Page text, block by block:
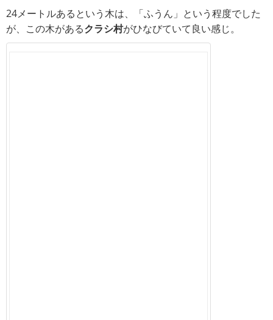
24メートルあるという木は、「ふうん」という程度でした
が、この木があるクラシ村がひなびていて良い感じ。